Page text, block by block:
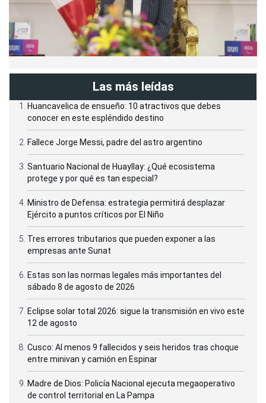
Las más leídas
Huancavelica de ensueño: 10 atractivos que debes
conocer en este espléndido destino
Fallece Jorge Messi, padre del astro argentino
Santuario Nacional de Huayllay: ¿Qué ecosistema
protege y por qué es tan especial?
Ministro de Defensa: estrategia permitirá desplazar
Ejército a puntos críticos por El Niño
Tres errores tributarios que pueden exponer a las
empresas ante Sunat
Estas son las normas legales más importantes del
sábado 8 de agosto de 2026
Eclipse solar total 2026: sigue la transmisión en vivo este
12 de agosto
Cusco: Al menos 9 fallecidos y seis heridos tras choque
entre minivan y camión en Espinar
Madre de Dios: Policía Nacional ejecuta megaoperativo
de control territorial en La Pampa